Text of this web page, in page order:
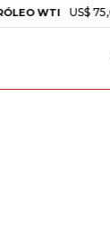
WTI US$ 75,09 -